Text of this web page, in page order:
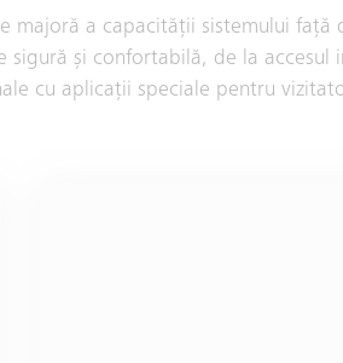
a capacității sistemului față
și confortabilă, de la accesul
cu aplicații speciale pentru